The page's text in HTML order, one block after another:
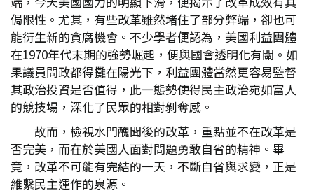
侷限性。尤其，有些改革雖然堵住了部分弊端，卻也可
能衍生新的貪腐機會。不少學者便認為，美國利益團體
在1970年代末期的強勢崛起，便與國會透明化有關。如
果議員問政都得攤在陽光下，利益團體當然更容易監督
其政治投資是否值得，此一態勢使得民主政治宛如富人
的競技場，深化了民眾的相對剝奪感。
故而，檢視水門醜聞後的改革，重點並不在改革是
否完美，而在於美國人面對問題勇敢自省的精神。畢
竟，改革不可能有完結的一天，不斷自省與求變，正是
維繫民主運作的泉源。